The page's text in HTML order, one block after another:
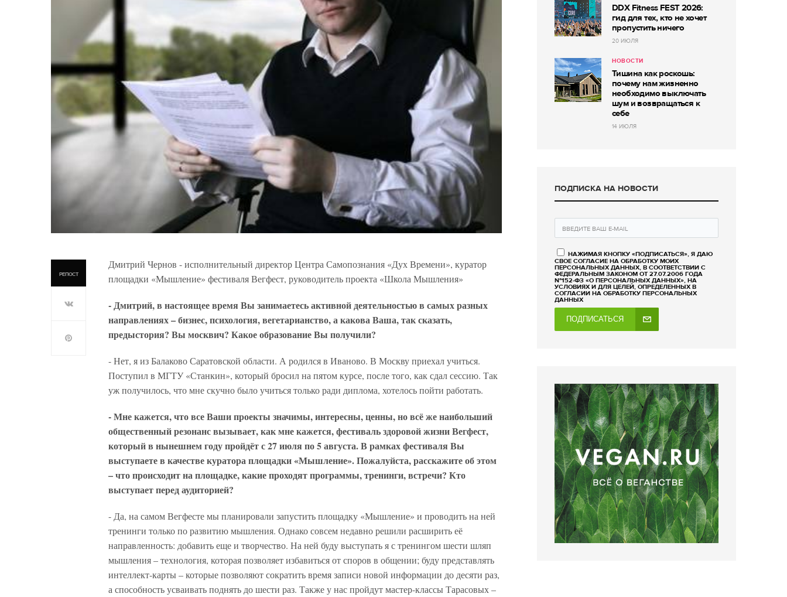
РЕПОСТ
Дмитрий Чернов - исполнительный директор Центра Самопознания «Дух Времени», куратор
площадки «Мышление» фестиваля Вегфест, руководитель проекта «Школа Мышления»
- Дмитрий, в настоящее время Вы занимаетесь активной деятельностью в самых разных
направлениях – бизнес, психология, вегетарианство, а какова Ваша, так сказать,
предыстория? Вы москвич? Какое образование Вы получили?
- Нет, я из Балаково Саратовской области. А родился в Иваново. В Москву приехал учиться.
Поступил в МГТУ «Станкин», который бросил на пятом курсе, после того, как сдал сессию. Так
уж получилось, что мне скучно было учиться только ради диплома, хотелось пойти работать.
- Мне кажется, что все Ваши проекты значимы, интересны, ценны, но всё же наибольший
общественный резонанс вызывает, как мне кажется, фестиваль здоровой жизни Вегфест,
который в нынешнем году пройдёт с 27 июля по 5 августа. В рамках фестиваля Вы
выступаете в качестве куратора площадки «Мышление». Пожалуйста, расскажите об этом
– что происходит на площадке, какие проходят программы, тренинги, встречи? Кто
выступает перед аудиторией?
- Да, на самом Вегфесте мы планировали запустить площадку «Мышление» и проводить на ней
тренинги только по развитию мышления. Однако совсем недавно решили расширить её
направленность: добавить еще и творчество. На ней буду выступать я с тренингом шести шляп
мышления – технология, которая позволяет избавиться от споров в общении; буду представлять
интеллект-карты – которые позволяют сократить время записи новой информации до десяти раз,
а способность усваивать поднять до шести раз. Также у нас пройдут мастер-классы Тарасовых –
DDX Fitness FEST 2026:
гид для тех, кто не хочет
пропустить ничего
20 ИЮЛЯ
НОВОСТИ
Тишина как роскошь:
почему нам жизненно
необходимо выключать
шум и возвращаться к
себе
14 ИЮЛЯ
ПОДПИСКА НА НОВОСТИ
НАЖИМАЯ КНОПКУ «ПОДПИСАТЬСЯ», Я ДАЮ
СВОЕ СОГЛАСИЕ НА ОБРАБОТКУ МОИХ
ПЕРСОНАЛЬНЫХ ДАННЫХ, В СООТВЕТСТВИИ С
ФЕДЕРАЛЬНЫМ ЗАКОНОМ ОТ 27.07.2006 ГОДА
№152-ФЗ «О ПЕРСОНАЛЬНЫХ ДАННЫХ», НА
УСЛОВИЯХ И ДЛЯ ЦЕЛЕЙ, ОПРЕДЕЛЕННЫХ В
СОГЛАСИИ НА ОБРАБОТКУ ПЕРСОНАЛЬНЫХ
ДАННЫХ
ПОДПИСАТЬСЯ